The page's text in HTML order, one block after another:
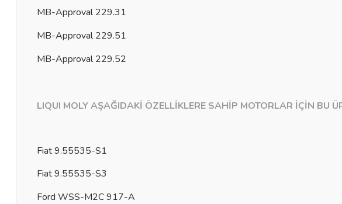
MB-Approval 229.31
MB-Approval 229.51
MB-Approval 229.52
LIQUI MOLY AŞAĞIDAKİ ÖZELLİKLERE SAHİP MOTORLAR İÇİN BU
Fiat 9.55535-S1
Fiat 9.55535-S3
Ford WSS-M2C 917-A